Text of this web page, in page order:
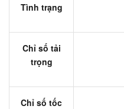
Tình trạng
Chỉ số tải
trọng
Chỉ số tốc